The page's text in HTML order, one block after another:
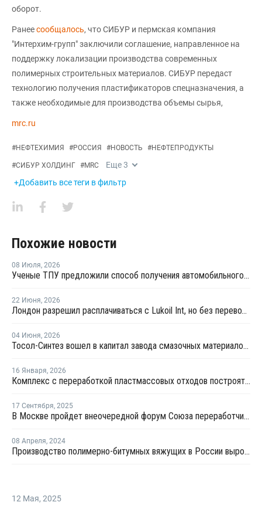
оборот.
Ранеесообщалось, что СИБУР и пермская компания
"Интерхим-групп" заключили соглашение, направленное на
поддержку локализации производства современных
полимерных строительных материалов. СИБУР передаст
технологию получения пластификаторов спецназначения, а
также необходимые для производства объемы сырья,
mrc.ru
#НЕФТЕХИМИЯ #РОССИЯ #НОВОСТЬ #НЕФТЕПРОДУКТЫ
#СИБУР ХОЛДИНГ #MRC Еще3
+Добавить все теги в фильтр
Похожие новости
08 Июля, 2026
Ученые ТПУ предложили способ получения автомобильного бензина из пластиковых отходов
22 Июня, 2026
Лондон разрешил расплачиваться с Lukoil Int, но без перевода средств Лукойлу
04 Июня, 2026
Тосол-Синтез вошел в капитал завода смазочных материалов "Девон"
16 Января, 2026
Комплекс с переработкой пластмассовых отходов построят в Тамбовской области
17 Сентября, 2025
В Москве пройдет внеочередной форум Союза переработчиков пластмасс
08 Апреля, 2024
Производство полимерно-битумных вяжущих в России выросло на 15% за 2023 год
12 Мая, 2025